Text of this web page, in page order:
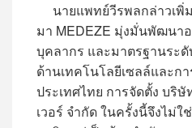
นายแพทย์วีรพลกล่าวเพิ่
มา MEDEZE มุ่งมั่นพัฒนา
บุคลากร และมาตรฐานระ
ด้านเทคโนโลยีเซลล์และก
ประเทศไทย การจัดตั้ง บริ
เวอร์ จำกัด ในครั้งนี้จึงไม่